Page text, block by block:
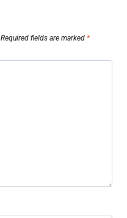
Required fields are marked *